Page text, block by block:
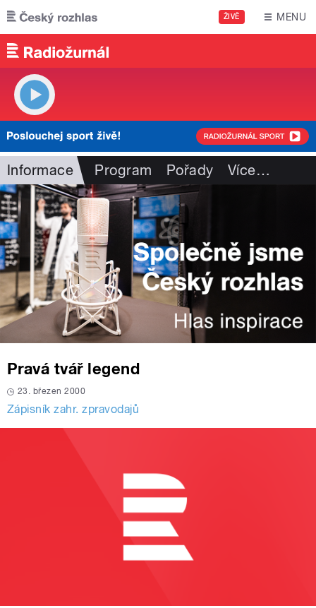
Přejít k hlavnímu obsahu
ŽIVĚ MENU
Informace Program Pořady Více…
Pravá tvář legend
23. březen 2000
Zápisník zahr. zpravodajů